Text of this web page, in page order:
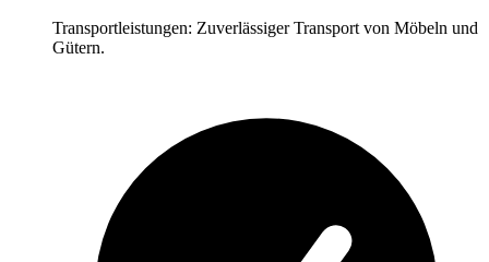
Transportleistungen: Zuverlässiger Transport von Möbeln und
Gütern.